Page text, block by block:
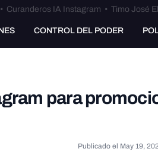
• Curanderos IA Instagram • Timo José
CONTROL DEL PODER
para
Publicado el May 19,